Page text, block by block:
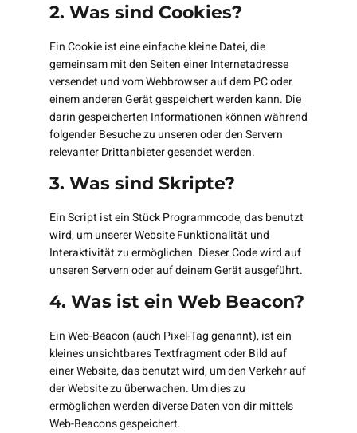
2. Was sind Cookies?
Ein Cookie ist eine einfache kleine Datei, die
gemeinsam mit den Seiten einer Internetadresse
versendet und vom Webbrowser auf dem PC oder
einem anderen Gerät gespeichert werden kann. Die
darin gespeicherten Informationen können während
folgender Besuche zu unseren oder den Servern
relevanter Drittanbieter gesendet werden.
3. Was sind Skripte?
Ein Script ist ein Stück Programmcode, das benutzt
wird, um unserer Website Funktionalität und
Interaktivität zu ermöglichen. Dieser Code wird auf
unseren Servern oder auf deinem Gerät ausgeführt.
4. Was ist ein Web Beacon?
Ein Web-Beacon (auch Pixel-Tag genannt), ist ein
kleines unsichtbares Textfragment oder Bild auf
einer Website, das benutzt wird, um den Verkehr auf
der Website zu überwachen. Um dies zu
ermöglichen werden diverse Daten von dir mittels
Web-Beacons gespeichert.